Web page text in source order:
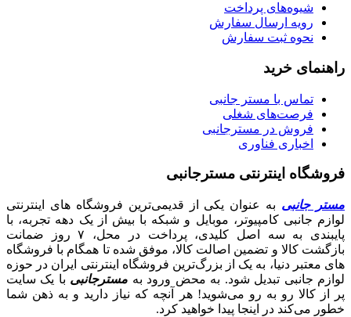
شیوه‌های پرداخت
رویه ارسال سفارش
نحوه ثبت سفارش
راهنمای خرید
تماس با مستر جانبی
فرصت‌های شغلی
فروش در مسترجانبی
اخباری فناوری
فروشگاه اینترنتی مسترجانبی
مستر جانبی به عنوان یکی از قدیمی‌ترین فروشگاه های اینترنتی
لوازم جانبی کامپیوتر، موبایل و شبکه با بیش از یک دهه تجربه، با
پایبندی به سه اصل کلیدی، پرداخت در محل، ۷ روز ضمانت
بازگشت کالا و تضمین اصالت کالا، موفق شده تا همگام با فروشگاه‌
های معتبر دنیا، به یک از بزرگ‌ترین فروشگاه اینترنتی ایران در حوزه
لوازم جانبی تبدیل شود. به محض ورود به مسترجانبی با یک سایت
پر از کالا رو به رو می‌شوید! هر آنچه که نیاز دارید و به ذهن شما
خطور می‌کند در اینجا پیدا خواهید کرد.